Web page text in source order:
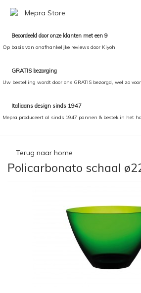
Beoordeeld door onze klanten met een 9
Op basis van onafhankelijke reviews door Kiyoh.
GRATIS bezorging
Uw bestelling wordt door ons GRATIS bezorgd, wel zo
Italiaans design sinds 1947
Mepra produceert al sinds 1947 pannen & bestek in het
Terug naar home
Policarbonato schaal